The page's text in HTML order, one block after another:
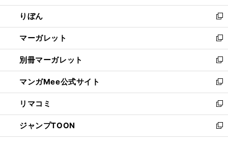
開
く
ウ
で
開
く
ン
ド
ウ
で
開
く
ウ
ィ
ン
ド
ウ
で
開
く
りぼん
新
し
い
ウ
ィ
ン
ド
ウ
で
開
く
マーガレット
新
し
い
ウ
ィ
ン
ド
ウ
で
開
別冊マーガレット
新
し
い
ウ
ィ
ン
ド
ウ
マンガMee公式サイト
新
し
い
ウ
ィ
ン
リマコミ
新
し
い
ウ
ジャンプTOON
新
し